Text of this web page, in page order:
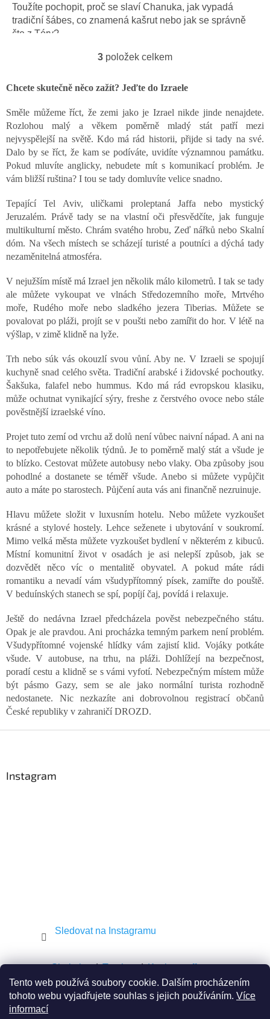
Tento web používá soubory cookie. Dalším procházením
tohoto webu vyjadřujete souhlas s jejich používáním. Více
informací
Toužíte pochopit, proč se slaví Chanuka, jak vypadá
tradiční šábes, co znamená kašrut nebo jak se správně
čte z Tóry?...
O
l
d
a
c
í
p
r
v
y
v
ý
p
i
3 položek celkem
Chcete skutečně něco zažít? Jeďte do Izraele
Směle můžeme říct, že zemi jako je Izrael nikde jinde nenajdete.
Rozlohou malý a věkem poměrně mladý stát patří mezi
nejvyspělejší na světě. Kdo má rád historii, přijde si tady na své.
Dalo by se říct, že kam se podíváte, uvidíte významnou památku.
Pokud mluvíte anglicky, nebudete mít s komunikací problém. Je
vám bližší ruština? I tou se tady domluvíte velice snadno.
Tepající Tel Aviv, uličkami proleptaná Jaffa nebo mystický
Jeruzalém. Právě tady se na vlastní oči přesvědčíte, jak funguje
multikulturní město. Chrám svatého hrobu, Zeď nářků nebo Skalní
dóm. Na všech místech se scházejí turisté a poutníci a dýchá tady
nezaměnitelná atmosféra.
V nejužším místě má Izrael jen několik málo kilometrů. I tak se tady
ale můžete vykoupat ve vlnách Středozemního moře, Mrtvého
moře, Rudého moře nebo sladkého jezera Tiberias. Můžete se
povalovat po pláži, projít se v poušti nebo zamířit do hor. V létě na
výšlap, v zimě klidně na lyže.
Trh nebo súk vás okouzlí svou vůní. Aby ne. V Izraeli se spojují
kuchyně snad celého světa. Tradiční arabské i židovské pochoutky.
Šakšuka, falafel nebo hummus. Kdo má rád evropskou klasiku,
může ochutnat vynikající sýry, freshe z čerstvého ovoce nebo stále
pověstnější izraelské víno.
Projet tuto zemí od vrchu až dolů není vůbec naivní nápad. A ani na
to nepotřebujete několik týdnů. Je to poměrně malý stát a všude je
to blízko. Cestovat můžete autobusy nebo vlaky. Oba způsoby jsou
pohodlné a dostanete se téměř všude. Anebo si můžete vypůjčit
auto a máte po starostech. Půjčení auta vás ani finančně nezruinuje.
Hlavu můžete složit v luxusním hotelu. Nebo můžete vyzkoušet
krásné a stylové hostely. Lehce seženete i ubytování v soukromí.
Mimo velká města můžete vyzkoušet bydlení v některém z kibuců.
Místní komunitní život v osadách je asi nelepší způsob, jak se
dozvědět něco víc o mentalitě obyvatel. A pokud máte rádi
romantiku a nevadí vám všudypřítomný písek, zamiřte do pouště.
V beduínských stanech se spí, popíjí čaj, povídá i relaxuje.
Ještě do nedávna Izrael předcházela pověst nebezpečného státu.
Opak je ale pravdou. Ani procházka temným parkem není problém.
Všudypřítomné vojenské hlídky vám zajistí klid. Vojáky potkáte
všude. V autobuse, na trhu, na pláži. Dohlížejí na bezpečnost,
poradí cestu a klidně se s vámi vyfotí. Nebezpečným místem může
být pásmo Gazy, sem se ale jako normální turista rozhodně
nedostanete. Nic nezkazíte ani dobrovolnou registrací občanů
České republiky v zahraničí DROZD.
Instagram
Sledovat na Instagramu
Shekel.cz Torah.cz Kosher-coffee.cz